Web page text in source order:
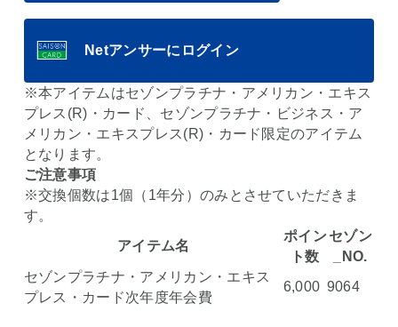
Netアンサーにログイン
※本アイテムはセゾンプラチナ・アメリカン・エキス
プレス(R)・カード、セゾンプラチナ・ビジネス・ア
メリカン・エキスプレス(R)・カード限定のアイテム
となります。
ご注意事項
※交換個数は1個（1年分）のみとさせていただきま
す。
アイテム名
ポイン
ト数
セゾン
_NO.
セゾンプラチナ・アメリカン・エキス
プレス・カード次年度年会費
6,000 9064